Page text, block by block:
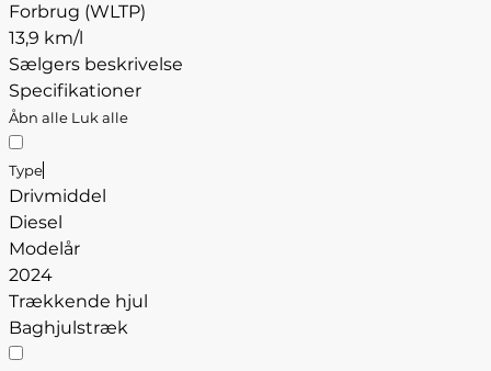
Forbrug (WLTP)
13,9 km/l
Sælgers beskrivelse
Specifikationer
Åbn alle Luk alle
Type
Drivmiddel
Diesel
Modelår
2024
Trækkende hjul
Baghjulstræk